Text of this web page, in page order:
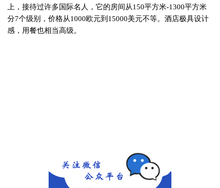
上，接待过许多国际名人，它的房间从150平方米-1300平方米
分7个级别，价格从1000欧元到 15000美元不等。酒店极具设计
感，用餐也相当高级。